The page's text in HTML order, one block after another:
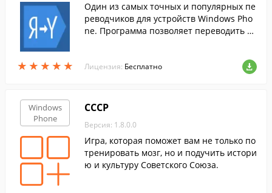
★ ★ ★ ★ ★
★ ★ ★ ★ ★
Один из самых точных и популярных пе
реводчиков для устройств Windows Pho
ne. Программа позволяет переводить о
йн.
Лицензия: Бесплатно
Windows
Phone
СССР
Версия: 1.8.0.0
Игра, которая поможет вам не только по
тренировать мозг, но и подучить истори
ю и культуру Советского Союза.